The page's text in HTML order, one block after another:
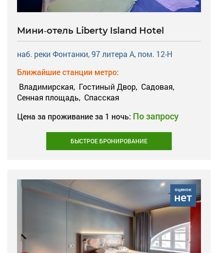
Мини-отель Liberty Island Hotel
наб. реки Фонтанки, 97 литера А, пом. 12-Н
Ближайшие станции метро:
Владимирская, Гостиный Двор, Садовая,
Сенная площадь, Спасская
Цена за проживание за 1 ночь: По запросу
БЫСТРОЕ БРОНИРОВАНИЕ
оценок
нет